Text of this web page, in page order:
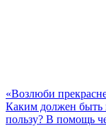
«Возлюби
Каким должен быть
пользу? В помощь